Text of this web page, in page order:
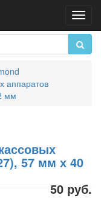
аппаратов
мм
57 мм х 40
50 руб.